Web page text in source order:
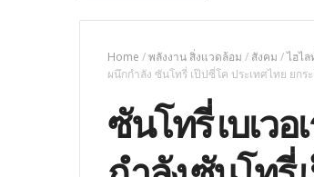
Home /พลังงาน สิ่งแวดล้อม / สังคม /ไฮไล
ผนึกกำลัง ซันโทรี่ เป๊ปซี่โค ประเทศไทย ยก
ซันโทรี่ เบเว